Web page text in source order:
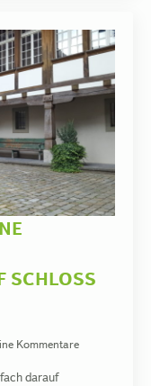
SCHLOSS
Kommentare
darauf